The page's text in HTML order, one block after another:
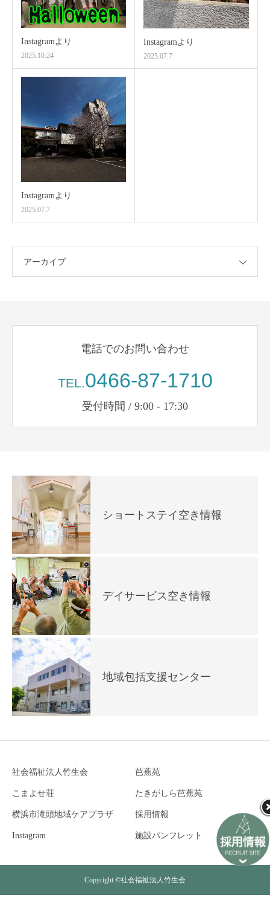
Instagramより
2025.10.24
Instagramより
2025.07.7
Instagramより
2025.07.7
アーカイブ
電話でのお問い合わせ
TEL.0466-87-1710
受付時間 / 9:00 - 17:30
ショートステイ空き情報
デイサービス空き情報
地域包括支援センター
社会福祉法人竹生会 芭蕉苑
こまよせ荘 たきがしら芭蕉苑
横浜市滝頭地域ケアプラザ 採用情報
Instagram 施設パンフレット
Copyright ©社会福祉法人竹生会